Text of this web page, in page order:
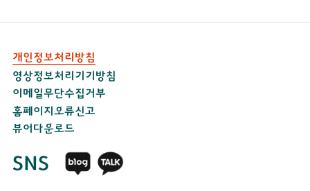
개인정보처리방침
영상정보처리기기방침
이메일무단수집거부
홈페이지오류신고
뷰어다운로드
SNS